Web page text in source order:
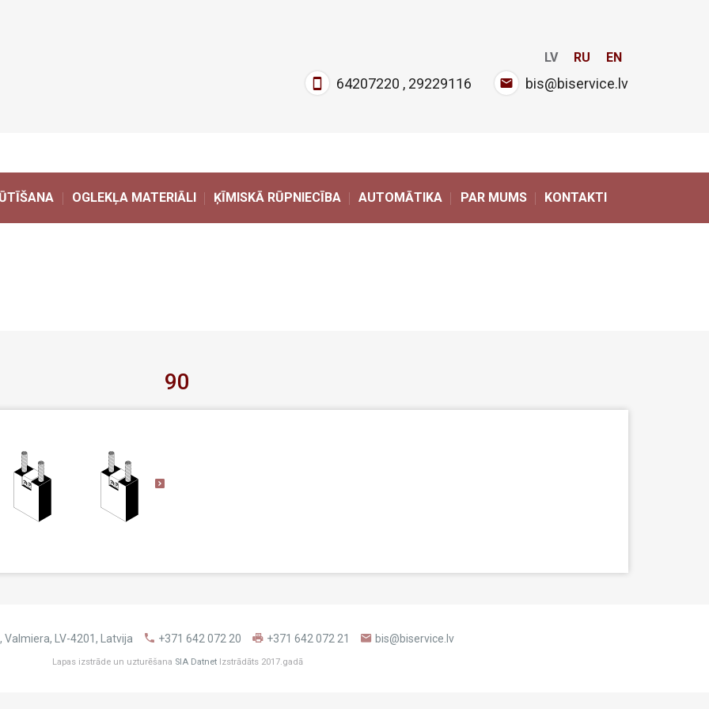
LV RU EN
64207220 , 29229116 bis@biservice.lv
OGLEKĻA MATERIĀLI ĶĪMISKĀ RŪPNIECĪBA AUTOMĀTIKA PAR MUMS KONTAKTI
90
Valmiera, LV-4201, Latvija +371 642 072 20 +371 642 072 21 bis@biservice.lv
Lapas izstrāde un uzturēšana SIA DatnetIzstrādāts 2017.gadā